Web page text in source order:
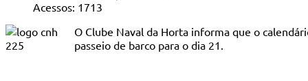
Acessos: 1713
O Clube Naval da Horta informa que o
passeio de barco para o dia 21.